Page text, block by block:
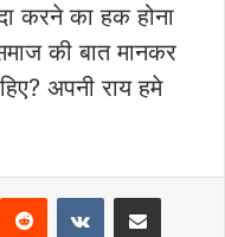
करने का हक होना
की बात मानकर
अपनी राय हमे
Reddit VKontakteShare via Email